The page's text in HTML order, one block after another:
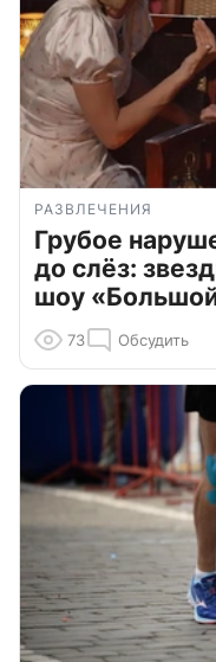
РАЗВЛЕЧЕНИЯ
Грубое
до слёз:
шоу
73 Обсудить